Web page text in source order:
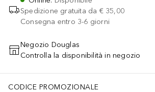
Spedizione gratuita da € 35,00
Consegna entro 3-6 giorni
AGGIUNGI AL CARRELLO
Negozio Douglas
Controlla la disponibilità in negozio
CODICE PROMOZIONALE